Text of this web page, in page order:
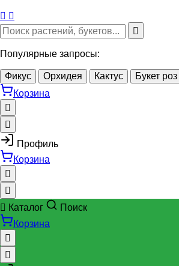
Популярные запросы:
Фикус Орхидея Кактус
Букет роз
Корзина
Профиль
Корзина
Каталог
Поиск
Корзина